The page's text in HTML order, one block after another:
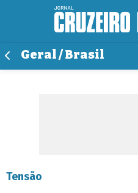
Geral / Brasil
Tensão